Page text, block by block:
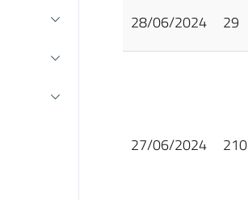
28/06/2024 29
27/06/2024 210